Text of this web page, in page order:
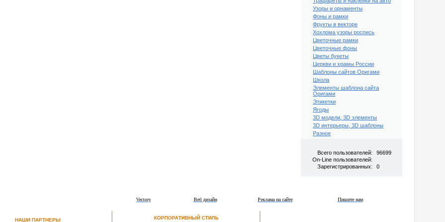
Узоры и орнаменты
Фоны и рамки
Фрукты в векторе
Хохлома узоры роспись
Цветочные рамки
Цветочные фоны
Цветы букеты
Церкви и храмы России
Шаблоны сайтов Оригами
Школа
Элементы шаблона сайта
Оригами
Этикетки
Ягоды
3D модели, 3D элементы
3D интерьеры, 3D шаблоны
Разное
Всего пользователей:
96699
On-Line пользователей:
Зарегистрированных:
0
Пишите нам
Реклама на сайте
Веб дизайн
Vectory
НАШИ ПАРТНЕРЫ КОРПОРАТИВНЫЙ СТИЛЬ